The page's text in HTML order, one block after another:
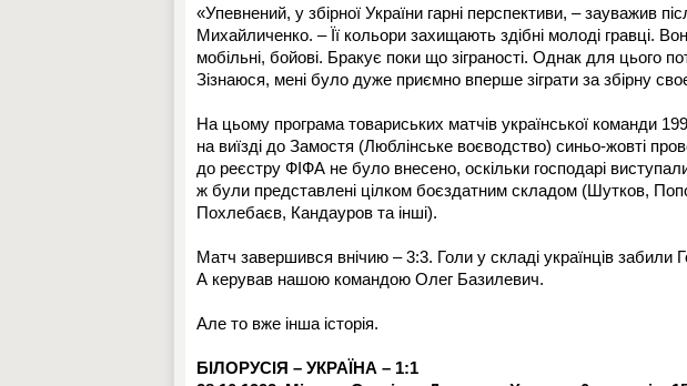
«Упевнений, у збірної України гарні перспективи, – зауважив
Михайличенко. – Її кольори захищають здібні молоді гравці.
мобільні, бойові. Бракує поки що зіграності. Однак для цього
Зізнаюся, мені було дуже приємно вперше зіграти за збірну
На цьому програма товариських матчів української команди
на виїзді до Замостя (Люблінське воєводство) синьо-жовті
до реєстру ФІФА не було внесено, оскільки господарі
ж були представлені цілком боєздатним складом (Шутков,
Похлебаєв, Кандауров та інші).
Матч завершився внічию – 3:3. Голи у складі українців забили
А керував нашою командою Олег Базилевич.
Але то вже інша історія.
БІЛОРУСІЯ – УКРАЇНА – 1:1